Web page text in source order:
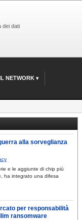
dei dati
NETWORK
alla sorveglianza
e le aggiunte di chip più
ha integrato una difesa
per responsabilità
ransomware